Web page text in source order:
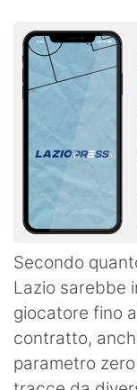
Secondo
Lazio sarebbe
giocatore fino
contratto,
parametro